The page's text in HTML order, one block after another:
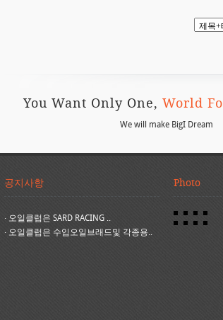
You Want Only One, World
We will make BigI Dream
공지사항
· 오일클럽은 SARD RACING ..
· 오일클럽은 수입오일브래드및 각종용..
Photo